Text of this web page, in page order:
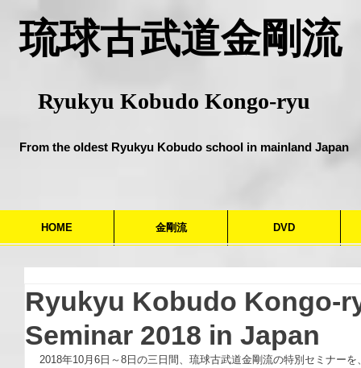
​琉球古武道金剛流
Ryukyu Kobudo Kongo-ryu
From the oldest Ryukyu Kobudo school in mainland Japan
HOME 金剛流 DVD
Ryukyu Kobudo Kongo-
Seminar 2018 in Japan
2018年10月6日～8日の三日間、琉球古武道金剛流の特別セミナー